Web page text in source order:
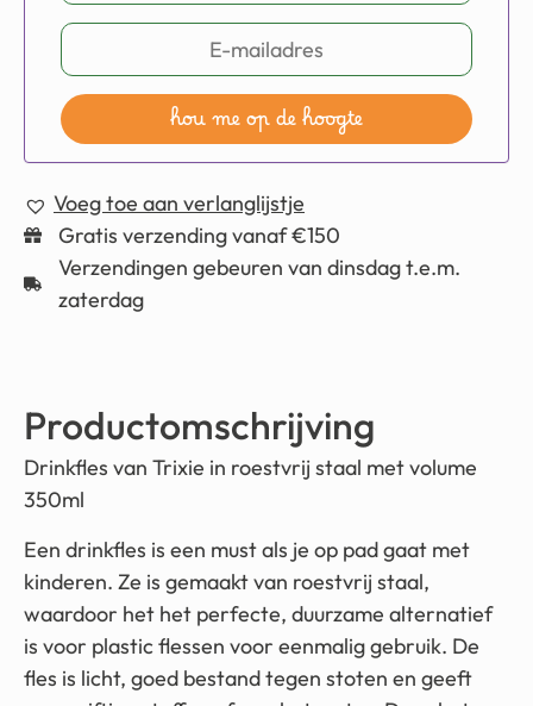
hou me op de hoogte
Voeg toe aan verlanglijstje
Gratis verzending vanaf €150
Verzendingen gebeuren van dinsdag t.e.m.
zaterdag
Productomschrijving
Drinkfles van Trixie in roestvrij staal met volume
350ml
Een drinkfles is een must als je op pad gaat met
kinderen. Ze is gemaakt van roestvrij staal,
waardoor het het perfecte, duurzame alternatief
is voor plastic flessen voor eenmalig gebruik. De
fles is licht, goed bestand tegen stoten en geeft